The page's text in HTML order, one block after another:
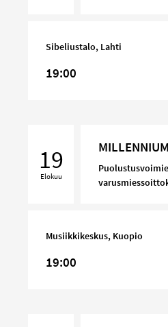
Sibeliustalo, Lahti
19:00
Kuopio
19
Elokuu
Musiikkikeskus, Kuopio
19:00